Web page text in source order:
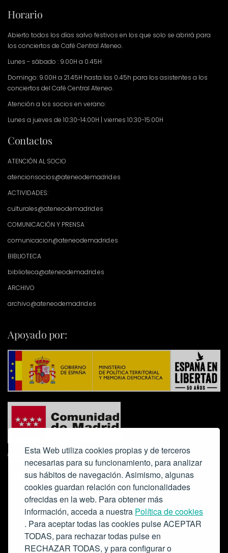
Esta Web utiliza cookies propias y de terceros
necesarias para su funcionamiento, para analizar
sus hábitos de navegación. Asimismo, algunas
cookies guardan relación con funcionalidades
ofrecidas en la web. Para obtener más
información, acceda a nuestra Política de cookies
. Para aceptar todas las cookies pulse ACEPTAR
TODAS, para rechazar todas pulse en
RECHAZAR TODAS, y para configurar o
Horario
Abierto todos los días salvo festivos en los que solo se abrirá para
los conciertos de Café Central Ateneo.
Lunes - sábado : 9.00H a 0.45H
Domingo: 9.00H a 21.45H hasta las 0.45h para los asistentes a los
conciertos del Café Central Ateneo.
Atención a los socios en verano:
Lunes a jueves de 10:30-14:00H | viernes 10:30-15:00H
Contactos
ATENCIÓN AL SOCIO
atencionsocios@ateneodemadrid.es
ACTIVIDADES:
culturales@ateneodemadrid.es
COMUNICACIÓN Y PRENSA
comunicacion@ateneodemadrid.es
BIBLIOTECA
biblioteca@ateneodemadrid.es
ARCHIVO
archivo@ateneodemadrid.es
Apoyado por:
Colabora: